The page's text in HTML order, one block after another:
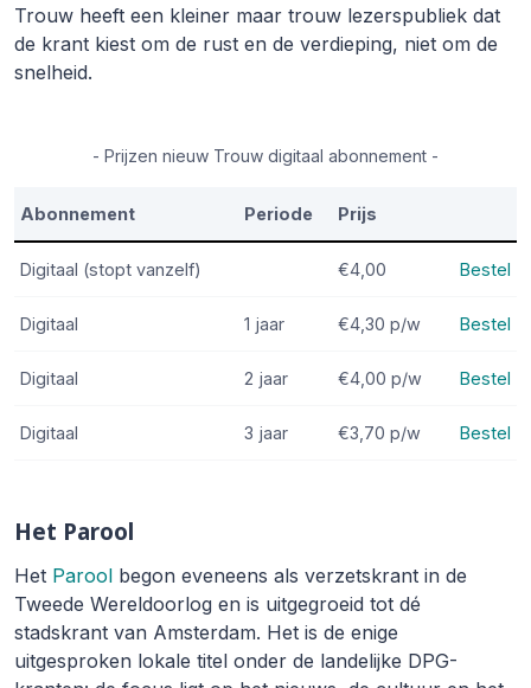
Trouw heeft een kleiner maar trouw lezerspubliek dat
de krant kiest om de rust en de verdieping, niet om de
snelheid.
- Prijzen nieuw Trouw digitaal abonnement -
Abonnement Periode Prijs
Digitaal (stopt vanzelf) €4,00 Bestel
Digitaal 1 jaar €4,30 p/w Bestel
Digitaal 2 jaar €4,00 p/w Bestel
Digitaal 3 jaar €3,70 p/w Bestel
Het Parool
Het Parool begon eveneens als verzetskrant in de
Tweede Wereldoorlog en is uitgegroeid tot dé
stadskrant van Amsterdam. Het is de enige
uitgesproken lokale titel onder de landelijke DPG-